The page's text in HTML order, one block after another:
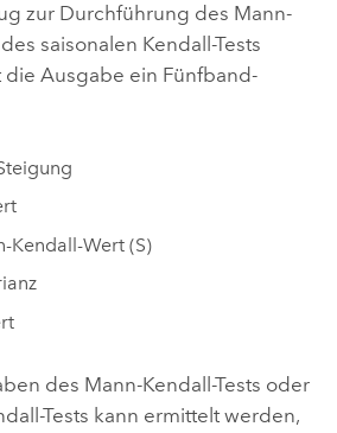
zur Durchführung des Mann-
saisonalen Kendall-Tests
Ausgabe ein Fünfband-
Kendall-Wert (S)
des Mann-Kendall-Tests oder
Tests kann ermittelt werden,